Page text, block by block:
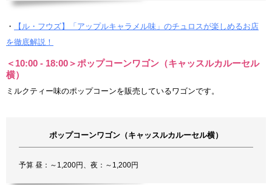
・
【ル・フウズ】「アップルキャラメル味」のチュロスが楽しめるお店
を徹底解説！
＜10:00 - 18:00＞ポップコーンワゴン（キャッスルカルーセル
横）
ミルクティー味のポップコーンを販売しているワゴンです。
ポップコーンワゴン（キャッスルカルーセル横）
予算 昼：～1,200円、夜：～1,200円